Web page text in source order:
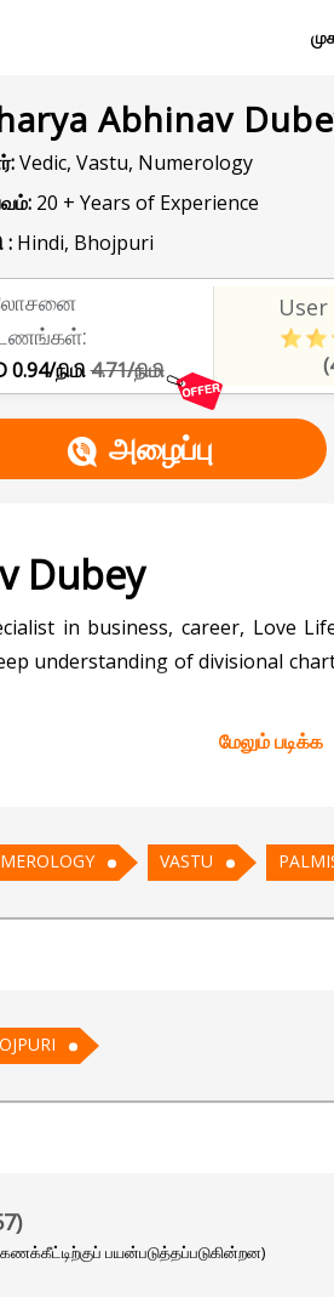
Abhinav
Vedic, Vastu, Numerology
20 + Years of Experience
:Hindi, Bhojpuri
0.94/நிமி4.71/நிமி
User
அழைப்பு
Dubey
in business, career, Love
understanding of divisional
in your life, connect with
மேலும் படிக்க
VASTU
)
பயன்படுத்தப்படுகின்றன)